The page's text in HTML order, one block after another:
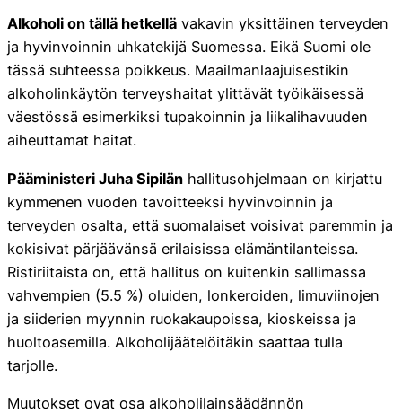
Alkoholi on tällä hetkellä vakavin yksittäinen terveyden
ja hyvinvoinnin uhkatekijä Suomessa. Eikä Suomi ole
tässä suhteessa poikkeus. Maailmanlaajuisestikin
alkoholinkäytön terveyshaitat ylittävät työikäisessä
väestössä esimerkiksi tupakoinnin ja liikalihavuuden
aiheuttamat haitat.
Pääministeri Juha Sipilän hallitusohjelmaan on kirjattu
kymmenen vuoden tavoitteeksi hyvinvoinnin ja
terveyden osalta, että suomalaiset voisivat paremmin ja
kokisivat pärjäävänsä erilaisissa elämäntilanteissa.
Ristiriitaista on, että hallitus on kuitenkin sallimassa
vahvempien (5.5 %) oluiden, lonkeroiden, limuviinojen
ja siiderien myynnin ruokakaupoissa, kioskeissa ja
huoltoasemilla. Alkoholijäätelöitäkin saattaa tulla
tarjolle.
Muutokset ovat osa alkoholilainsäädännön